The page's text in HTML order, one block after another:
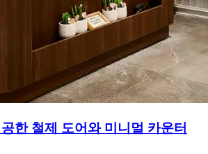
한 철제 도어와 미니멀 카운터